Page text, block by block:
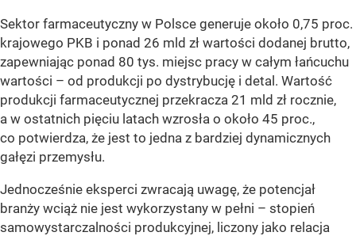
Sektor farmaceutyczny w Polsce generuje około 0,75 proc.
krajowego PKB i ponad 26 mld zł wartości dodanej brutto,
zapewniając ponad 80 tys. miejsc pracy w całym łańcuchu
wartości – od produkcji po dystrybucję i detal. Wartość
produkcji farmaceutycznej przekracza 21 mld zł rocznie,
a w ostatnich pięciu latach wzrosła o około 45 proc.,
co potwierdza, że jest to jedna z bardziej dynamicznych
gałęzi przemysłu.
Jednocześnie eksperci zwracają uwagę, że potencjał
branży wciąż nie jest wykorzystany w pełni – stopień
samowystarczalności produkcyjnej, liczony jako relacja